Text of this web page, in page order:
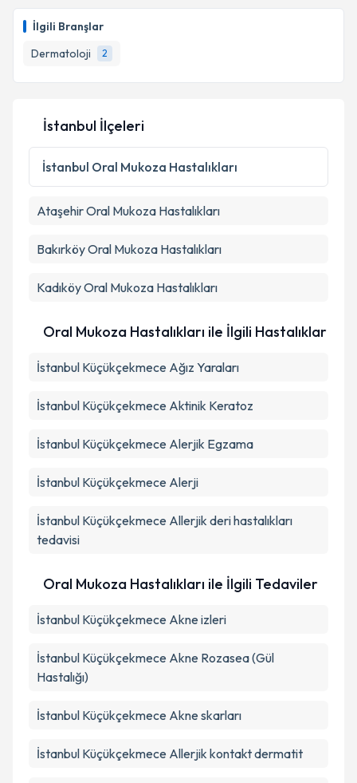
İlgili Branşlar
Dermatoloji
2
takvim hazırlandığında e-posta ile bilgilendireceğiz.
E-posta Adresiniz
Kişisel verilerimin işlenmesine ilişkinAydınlatma
Metni
'ni okudum ve kişisel verilerimin belirtilen
kapsamda işlenmesini kabul ediyorum.
İstanbul İlçeleri
İstanbul Oral Mukoza Hastalıkları
AtaşehirOral Mukoza Hastalıkları
BakırköyOral Mukoza Hastalıkları
KadıköyOral Mukoza Hastalıkları
Oral Mukoza Hastalıkları ile İlgili Hastalıklar
İstanbul Küçükçekmece Ağız Yaraları
İstanbul Küçükçekmece Aktinik Keratoz
İstanbul Küçükçekmece Alerjik Egzama
İstanbul Küçükçekmece Alerji
İstanbul Küçükçekmece Allerjik deri hastalıkları
tedavisi
Oral Mukoza Hastalıkları ile İlgili Tedaviler
İstanbul Küçükçekmece Akne izleri
İstanbul Küçükçekmece Akne Rozasea (Gül
Hastalığı)
İstanbul Küçükçekmece Akne skarları
İstanbul Küçükçekmece Allerjik kontakt dermatit